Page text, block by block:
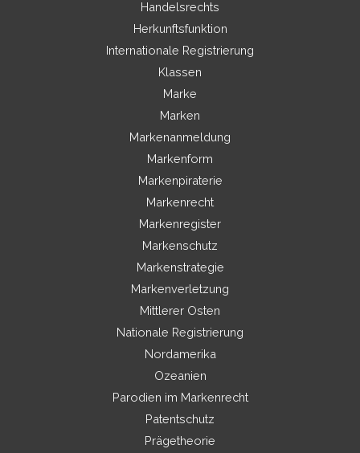
Handelsrechts
Herkunftsfunktion
Internationale Registrierung
Klassen
Marke
Marken
Markenanmeldung
Markenform
Markenpiraterie
Markenrecht
Markenregister
Markenschutz
Markenstrategie
Markenverletzung
Mittlerer Osten
Nationale Registrierung
Nordamerika
Ozeanien
Parodien im Markenrecht
Patentschutz
Prägetheorie